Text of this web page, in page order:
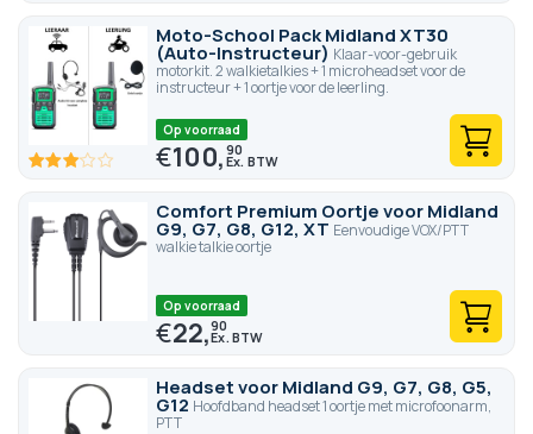
Moto-School Pack Midland XT30
(Auto-Instructeur) Klaar-voor-gebruik
motorkit. 2 walkietalkies + 1 microheadset voor de
instructeur + 1 oortje voor de leerling.
60 100
Op voorraad
€100,90
Comfort Premium Oortje voor Midland
G9, G7, G8, G12, XT Eenvoudige VOX/PTT
walkie talkie oortje
Op voorraad
€22,90
Headset voor Midland G9, G7, G8, G5,
G12 Hoofdband headset 1 oortje met microfoonarm,
PTT